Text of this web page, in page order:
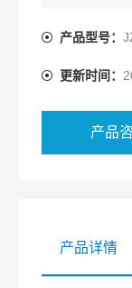
鞋类、胶带、
件、合金材料
撕裂、90°剥
产品型号：
更新时间：
产品
产品详情